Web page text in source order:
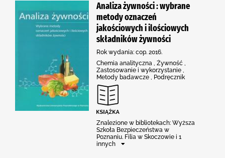
Analiza żywności : wybrane
metody oznaczeń
jakościowych i ilościowych
składników żywności
Rok wydania: cop. 2016.
Chemia analityczna , Żywność ,
Zastosowanie i wykorzystanie ,
Metody badawcze , Podręcznik
Znalezione w bibliotekach: Wyższa
Szkoła Bezpieczeństwa w
Poznaniu. Filia w Skoczowie i 1
innych